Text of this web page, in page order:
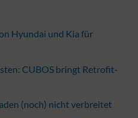
Hyundai und Kia für
CUBOS bringt Retrofit-
(noch) nicht verbreitet